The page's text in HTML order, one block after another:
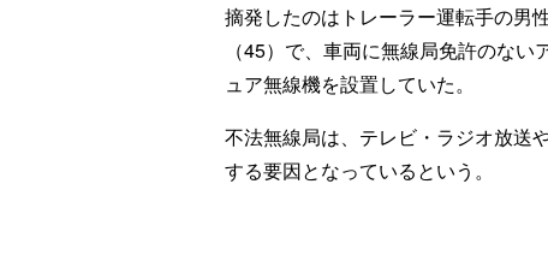
摘発したのはトレーラー運転手の男
（45）で、車両に無線局免許のない
ュア無線機を設置していた。
不法無線局は、テレビ・ラジオ放送
する要因となっているという。